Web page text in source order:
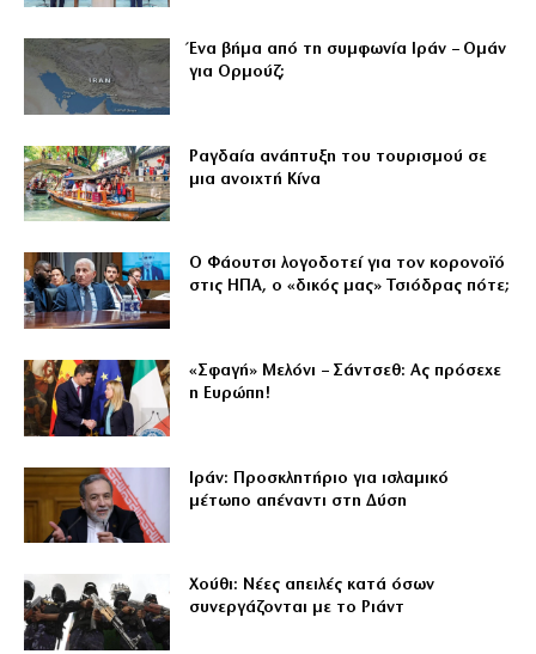
Ένα βήμα από τη συμφωνία Ιράν – Ομάν
για Ορμούζ;
Ραγδαία ανάπτυξη του τουρισμού σε
μια ανοιχτή Κίνα
Ο Φάουτσι λογοδοτεί για τον κορονοϊό
στις ΗΠΑ, ο «δικός μας» Τσιόδρας πότε;
«Σφαγή» Μελόνι – Σάντσεθ: Ας πρόσεχε
η Ευρώπη!
Ιράν: Προσκλητήριο για ισλαμικό
μέτωπο απέναντι στη Δύση
Χούθι: Νέες απειλές κατά όσων
συνεργάζονται με το Ριάντ